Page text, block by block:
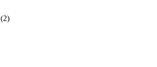
(2)